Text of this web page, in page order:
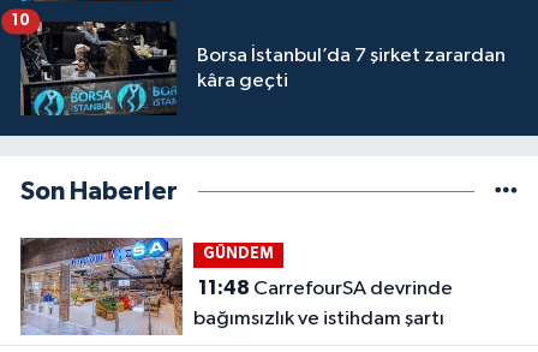
Borsa İstanbul’da 7 şirket zarardan
kâra geçti
10
Son Haberler
GÜNDEM
11:48
bağımsızlık ve istihdam şartı